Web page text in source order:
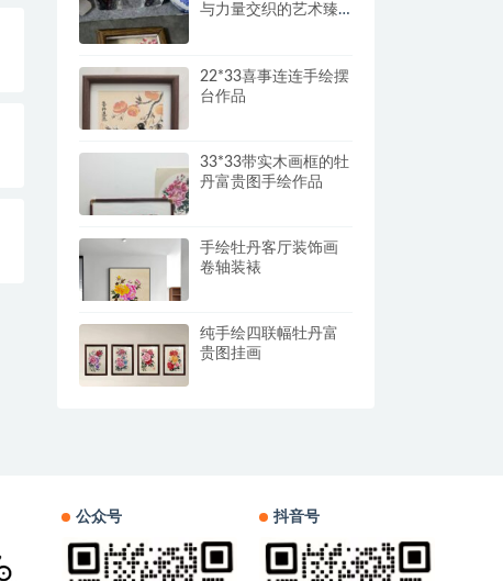
与力量交织的艺术臻
22*33喜事连连手绘摆
台作品
33*33带实木画框的牡
丹富贵图手绘作品
手绘牡丹客厅装饰画
卷轴装裱
纯手绘四联幅牡丹富
贵图挂画
公众号 抖音号